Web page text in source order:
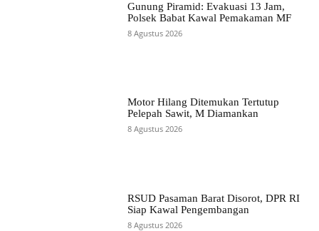
Gunung Piramid: Evakuasi 13 Jam,
Polsek Babat Kawal Pemakaman MF
8 Agustus 2026
Motor Hilang Ditemukan Tertutup
Pelepah Sawit, M Diamankan
8 Agustus 2026
RSUD Pasaman Barat Disorot, DPR RI
Siap Kawal Pengembangan
8 Agustus 2026